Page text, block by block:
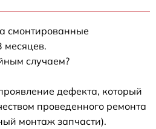
смонтированные
случаем?
дефекта, который
проведенного ремонта
монтаж запчасти).